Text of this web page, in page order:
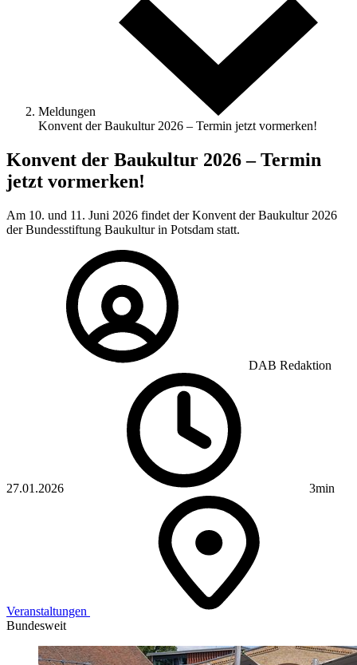
Meldungen
Konvent der Baukultur 2026 – Termin jetzt vormerken!
Konvent der Baukultur 2026 – Termin
jetzt vormerken!
Am 10. und 11. Juni 2026 findet der Konvent der Baukultur 2026
der Bundesstiftung Baukultur in Potsdam statt.
DAB Redaktion
27.01.2026 3min
Veranstaltungen
Bundesweit